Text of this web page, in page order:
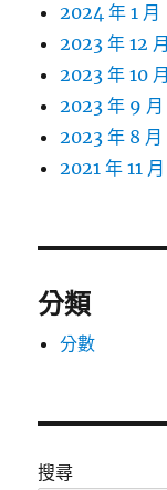
2024 年 1 月
2023 年 12 月
2023 年 10 月
2023 年 9 月
2023 年 8 月
2021 年 11 月
分類
分數
搜尋